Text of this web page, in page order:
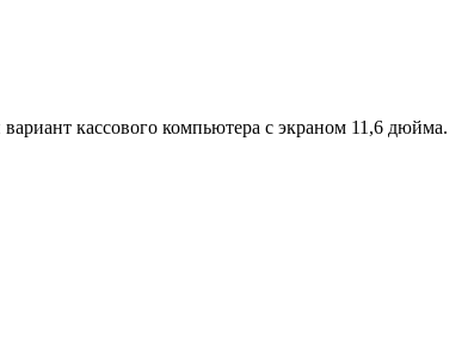
кассового компьютера с экраном 11,6 дюйма.